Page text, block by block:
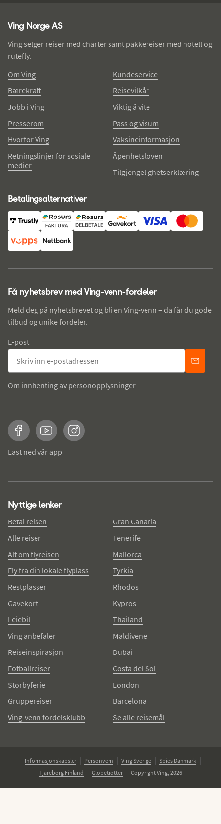
Ving Norge AS
Ving selger reiser med charter samt pakkereiser med hotell og
rutefly.
Om Ving
Bærekraft
Jobb i Ving
Presserom
Hvorfor Ving
Retningslinjer for sosiale
medier
Kundeservice
Reisevilkår
Viktig å vite
Pass og visum
Vaksineinformasjon
Åpenhetsloven
Tilgjengelighetserklæring
Betalingsalternativer
Få nyhetsbrev med Ving-venn-fordeler
Meld deg på nyhetsbrevet og bli en Ving-venn – da får du gode
tilbud og unike fordeler.
E-post
Om innhenting av personopplysninger
FacebookYouTubeInstagram
Last ned vår app
Nyttige lenker
Betal reisen
Alle reiser
Alt om flyreisen
Fly fra din lokale flyplass
Restplasser
Gavekort
Leiebil
Ving anbefaler
Reiseinspirasjon
Fotballreiser
Storbyferie
Gruppereiser
Ving-venn fordelsklubb
Gran Canaria
Tenerife
Mallorca
Tyrkia
Rhodos
Kypros
Thailand
Maldivene
Dubai
Costa del Sol
London
Barcelona
Se alle reisemål
Informasjonskapsler Personvern Ving Sverige
Spies Danmark
Tjäreborg Finland
Globetrotter Copyright Ving, 2026